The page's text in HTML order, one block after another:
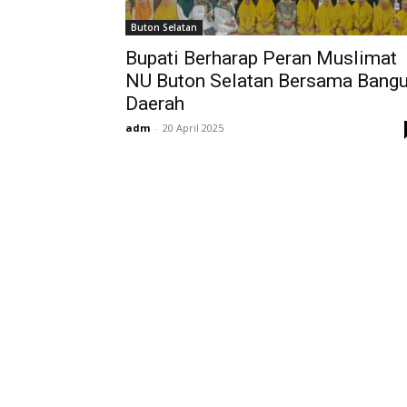
Tentang Kami
Media Siber
Buton Selatan
Bupati Berharap Peran Muslimat
NU Buton Selatan Bersama
Daerah
adm - 20 April 2025